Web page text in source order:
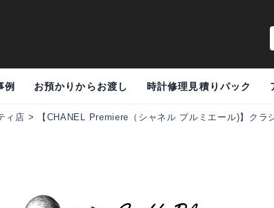
例 お預かりからお渡し 時計修理見積りパック
ィ店 > 【CHANEL Premiere（シャネル プルミエール)】クラ